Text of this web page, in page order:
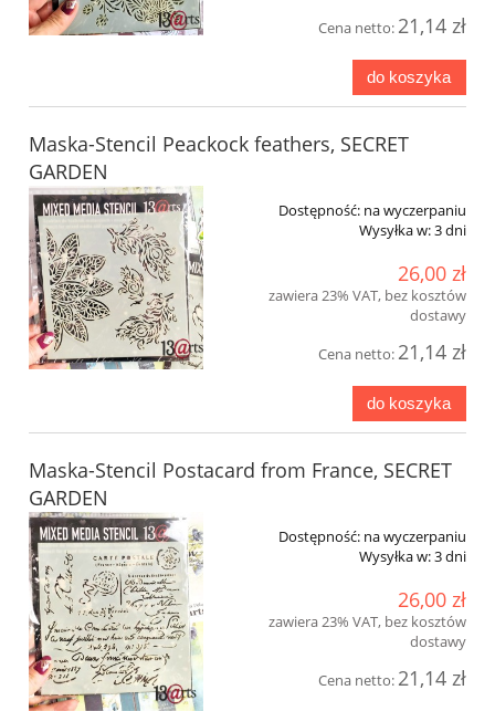
Cena netto: 21,14 zł
do koszyka
Maska-Stencil Peackock feathers, SECRET
GARDEN
Dostępność: na wyczerpaniu
Wysyłka w:3 dni
26,00 zł
zawiera 23% VAT, bez kosztów
dostawy
Cena netto: 21,14 zł
do koszyka
Maska-Stencil Postacard from France, SECRET
GARDEN
Dostępność: na wyczerpaniu
Wysyłka w:3 dni
26,00 zł
zawiera 23% VAT, bez kosztów
dostawy
Cena netto: 21,14 zł